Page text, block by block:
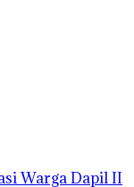
Warga Dapil II